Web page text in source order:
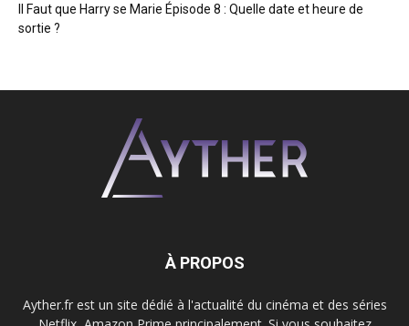
Il Faut que Harry se Marie Épisode 8 : Quelle date et heure de
sortie ?
À PROPOS
Ayther.fr est un site dédié à l'actualité du cinéma et des séries